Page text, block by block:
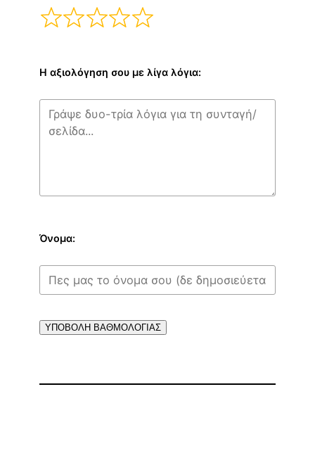
Η αξιολόγηση σου με λίγα λόγια:
Όνομα:
ΥΠΟΒΟΛΗ ΒΑΘΜΟΛΟΓΙΑΣ